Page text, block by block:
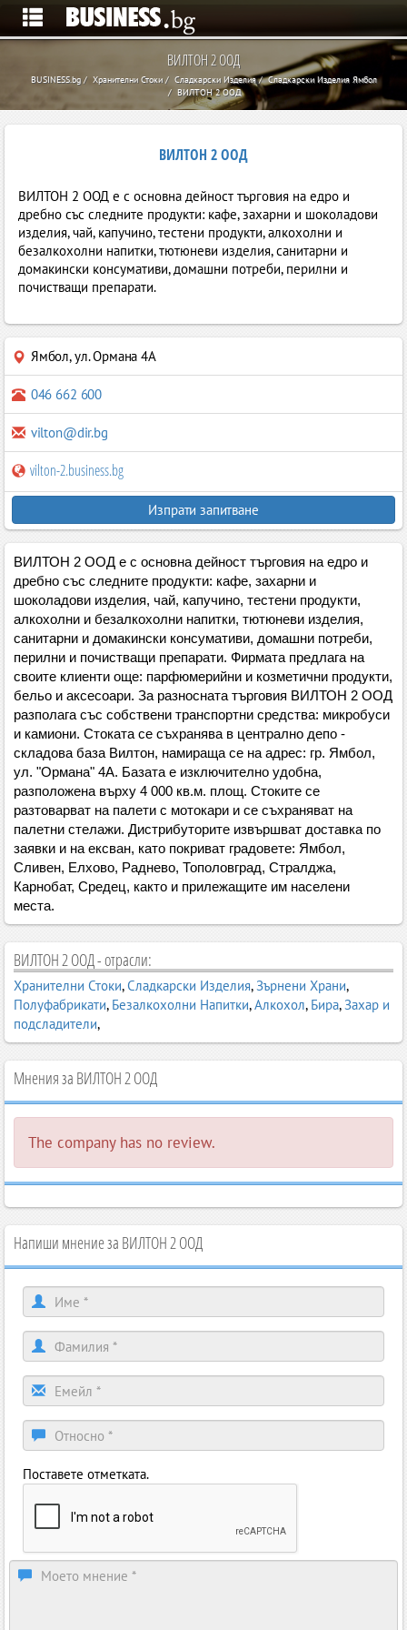
ВИЛТОН 2 ООД
BUSINESS.bg Хранителни Стоки Сладкарски Изделия
Сладкарски Изделия Ямбол
ВИЛТОН 2 ООД
ВИЛТОН 2 ООД
ВИЛТОН 2 ООД е с основна дейност търговия на едро и
дребно със следните продукти: кафе, захарни и шоколадови
изделия, чай, капучино, тестени продукти, алкохолни и
безалкохолни напитки, тютюневи изделия, санитарни и
домакински консумативи, домашни потреби, перилни и
почистващи препарати.
Ямбол,ул. Ормана 4А
046 662 600
vilton@dir.bg
vilton-2.business.bg
Изпрати запитване
ВИЛТОН 2 ООД е с основна дейност търговия на едро и
дребно със следните продукти: кафе, захарни и
шоколадови изделия, чай, капучино, тестени продукти,
алкохолни и безалкохолни напитки, тютюневи изделия,
санитарни и домакински консумативи, домашни потреби,
перилни и почистващи препарати. Фирмата предлага на
своите клиенти още: парфюмерийни и козметични продукти,
бельо и аксесоари. За разносната търговия ВИЛТОН 2 ООД
разполага със собствени транспортни средства: микробуси
и камиони. Стоката се съхранява в централно депо -
складова база Вилтон, намираща се на адрес: гр. Ямбол,
ул. "Ормана" 4А. Базата е изключително удобна,
разположена върху 4 000 кв.м. площ. Стоките се
разтоварват на палети с мотокари и се съхраняват на
палетни стелажи. Дистрибуторите извършват доставка по
заявки и на ексван, като покриват градовете: Ямбол,
Сливен, Елхово, Раднево, Тополовград, Стралджа,
Карнобат, Средец, както и прилежащите им населени
места.
ВИЛТОН 2 ООД - отрасли:
Хранителни Стоки,Сладкарски Изделия,Зърнени Храни,
Полуфабрикати, Безалкохолни Напитки,Алкохол, Бира,Захар и
подсладители,
Мнения за ВИЛТОН 2 ООД
The company has no review.
Напиши мнение за ВИЛТОН 2 ООД
Поставете отметката.